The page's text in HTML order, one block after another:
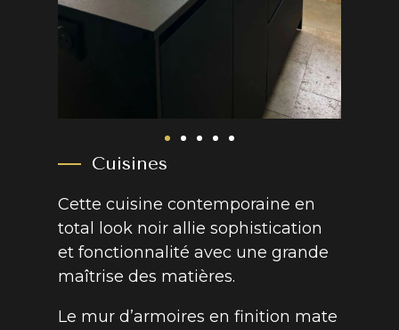
Cuisines
Cette cuisine contemporaine en
total look noir allie sophistication
et fonctionnalité avec une grande
maîtrise des matières.
Le mur d’armoires en finition mate